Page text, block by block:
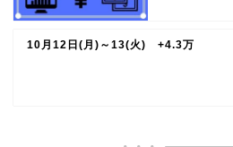
10月12日(月)～13(火) +4.3万